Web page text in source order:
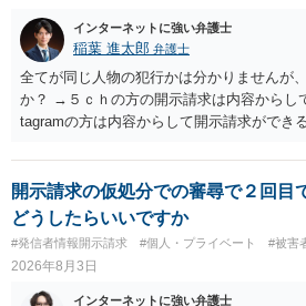
インターネットに強い弁護士
稲葉 進太郎 弁護士
全てが同じ人物の犯行かは分かりませんが
か？ →５ｃｈの方の開示請求は内容からし
tagramの方は内容からして開示請求ができ
いでしょう。７月中にアカウントが削除さ
ても失敗する可能性が高いように思われま
合、相手に全ての弁護士費用を負担させる
訴訟外の交渉で相手方が認めれば負担させ
訴訟で判決となった場合は、実際の弁護士
められない場合があり何ともいえないところ
開示請求の仮処分での審尋で２回目
どうしたらいいですか
#発信者情報開示請求 #個人・プライベート #被害
2026年8月3日
インターネットに強い弁護士